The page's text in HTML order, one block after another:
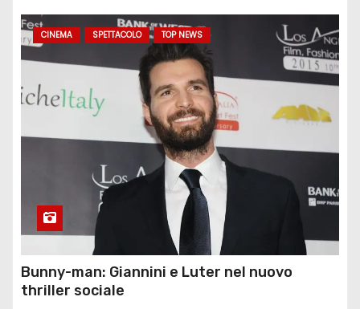
CINEMA SPETTACOLO TOP NEWS
Bunny-man: Giannini e Luter nel nuovo
thriller sociale